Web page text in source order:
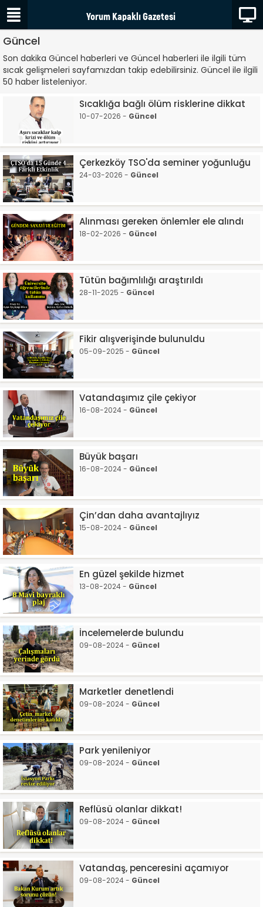
Güncel
Son dakika Güncel haberleri ve Güncel haberleri ile ilgili tüm
sıcak gelişmeleri sayfamızdan takip edebilirsiniz. Güncel ile ilgili
50 haber listeleniyor.
Sıcaklığa bağlı ölüm risklerine dikkat
10-07-2026 - Güncel
Çerkezköy TSO'da seminer yoğunluğu
24-03-2026 - Güncel
Alınması gereken önlemler ele alındı
18-02-2026 - Güncel
Tütün bağımlılığı araştırıldı
28-11-2025 - Güncel
Fikir alışverişinde bulunuldu
05-09-2025 - Güncel
Vatandaşımız çile çekiyor
16-08-2024 - Güncel
Büyük başarı
16-08-2024 - Güncel
Çin’dan daha avantajlıyız
15-08-2024 - Güncel
En güzel şekilde hizmet
13-08-2024 - Güncel
İncelemelerde bulundu
09-08-2024 - Güncel
Marketler denetlendi
09-08-2024 - Güncel
Park yenileniyor
09-08-2024 - Güncel
Reflüsü olanlar dikkat!
09-08-2024 - Güncel
Vatandaş, penceresini açamıyor
09-08-2024 - Güncel